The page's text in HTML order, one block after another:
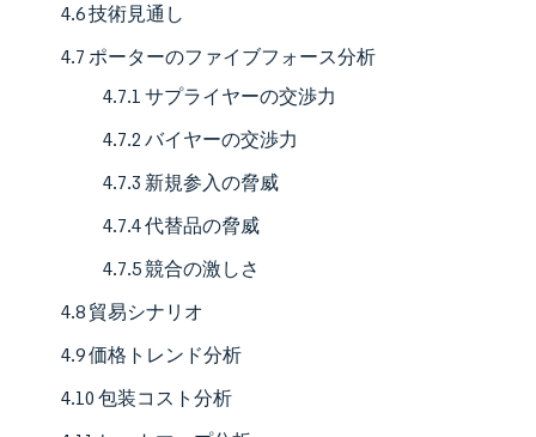
4.6 技術見通し
4.7 ポーターのファイブフォース分析
4.7.1 サプライヤーの交渉力
4.7.2 バイヤーの交渉力
4.7.3 新規参入の脅威
4.7.4 代替品の脅威
4.7.5 競合の激しさ
4.8 貿易シナリオ
4.9 価格トレンド分析
4.10 包装コスト分析